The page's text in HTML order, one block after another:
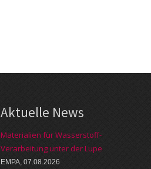
Aktuelle News
Materialien für Wasserstoff-
Verarbeitung unter der Lupe
EMPA, 07.08.2026